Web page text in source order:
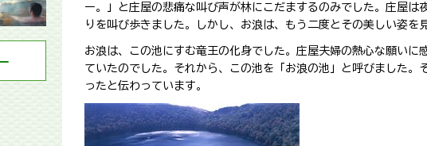
ー。」と庄屋の悲痛な叫び声が林にこだまするのみでした。庄屋は
りを叫び歩きました。しかし、お浪は、もう二度とその美しい姿を
お浪は、この池にすむ竜王の化身でした。庄屋夫婦の熱心な願いに
ていたのでした。それから、この池を「お浪の池」と呼びました。
ったと伝わっています。